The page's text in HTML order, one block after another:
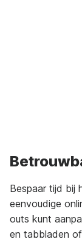
Bespaar tijd bij
eenvoudige
outs kunt
en tabbladen